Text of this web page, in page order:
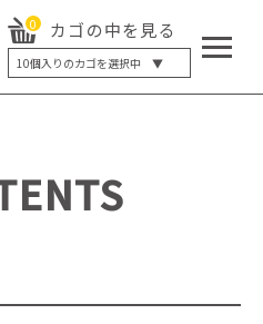
0 カゴの中を見る
10個入りのカゴを選択中 ▼
5個入り
20個入り
最大12%OFF